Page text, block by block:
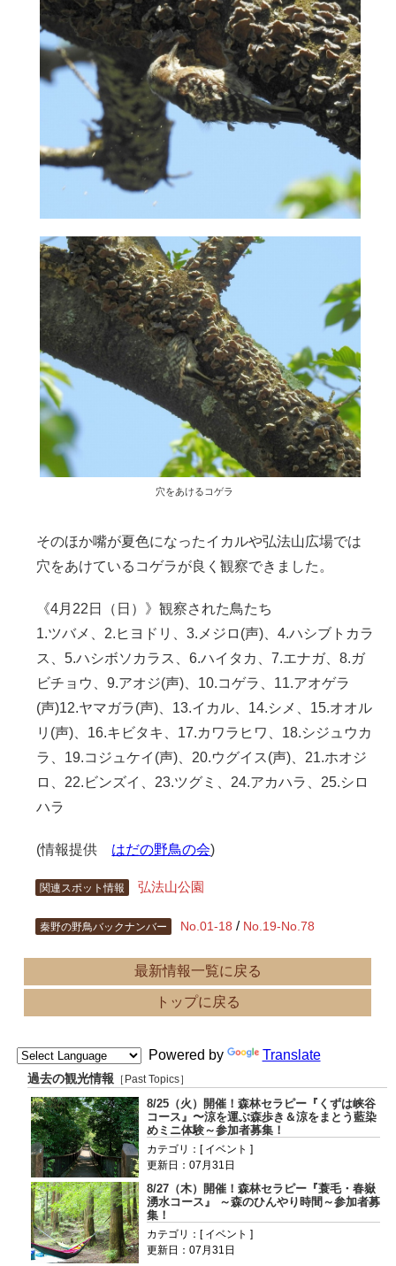
穴をあけるコゲラ
そのほか嘴が夏色になったイカルや弘法山広場では
穴をあけているコゲラが良く観察できました。
《4月22日（日）》観察された鳥たち
1.ツバメ、2.ヒヨドリ、3.メジロ(声)、4.ハシブトカラ
ス、5.ハシボソカラス、6.ハイタカ、7.エナガ、8.ガ
ビチョウ、9.アオジ(声)、10.コゲラ、11.アオゲラ
(声)12.ヤマガラ(声)、13.イカル、14.シメ、15.オオル
リ(声)、16.キビタキ、17.カワラヒワ、18.シジュウカ
ラ、19.コジュケイ(声)、20.ウグイス(声)、21.ホオジ
ロ、22.ビンズイ、23.ツグミ、24.アカハラ、25.シロ
ハラ
(情報提供 はだの野鳥の会)
関連スポット情報 弘法山公園
秦野の野鳥バックナンバー No.01-18 / No.19-No.78
最新情報一覧に戻る
トップに戻る
Powered by Translate
過去の観光情報 ［Past Topics］
8/25（火）開催！森林セラピー『くずは峡谷
コース』〜涼を運ぶ森歩き＆涼をまとう藍染
めミニ体験～参加者募集！
カテゴリ：[ イベント ]
更新日：07月31日
8/27（木）開催！森林セラピー『蓑毛・春嶽
湧水コース』 ～森のひんやり時間～参加者募
集！
カテゴリ：[ イベント ]
更新日：07月31日